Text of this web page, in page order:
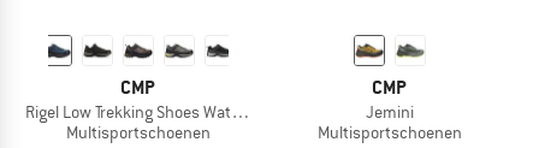
CMP
Rigel Low Trekking Shoes Waterproof
Multisportschoenen
CMP
Jemini
Multisportschoenen